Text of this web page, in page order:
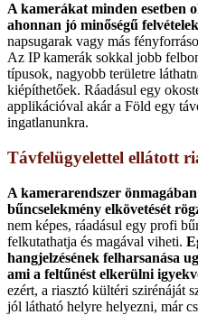
A kamerákat minden esetben
ahonnan jó minőségű
napsugarak vagy más
Az IP kamerák sokkal jobb
típusok, nagyobb területre
kiépíthetőek. Ráadásul egy
applikációval akár a Föld egy
ingatlanunkra.
Távfelügyelettel ellátott
A kamerarendszer önmagában
bűncselekmény elkövetését
nem képes, ráadásul egy profi
felkutathatja és magával viheti.
hangjelzésének felharsanása
ami a feltűnést elkerülni
ezért, a riasztó kültéri szirénáját
jól látható helyre helyezni, már